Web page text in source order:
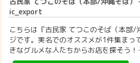
ic_export
こちらは『古民家 てつこのそば（本部/
ジです。実名でのオススメが1件集ま
きなグルメな人たちからお店を探そう